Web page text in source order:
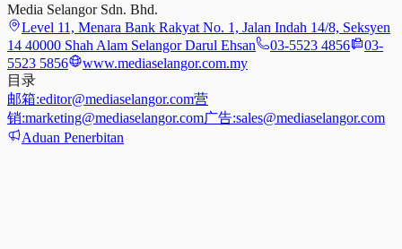
Media Selangor Sdn. Bhd.
Level 11, Menara Bank Rakyat No. 1, Jalan Indah 14/8, Seksyen
14 40000 Shah Alam Selangor Darul Ehsan
03-5523 4856
03-
5523 5856
www.mediaselangor.com.my
目录
邮箱:editor@mediaselangor.com营
销:marketing@mediaselangor.com广告:sales@mediaselangor.com
Aduan Penerbitan